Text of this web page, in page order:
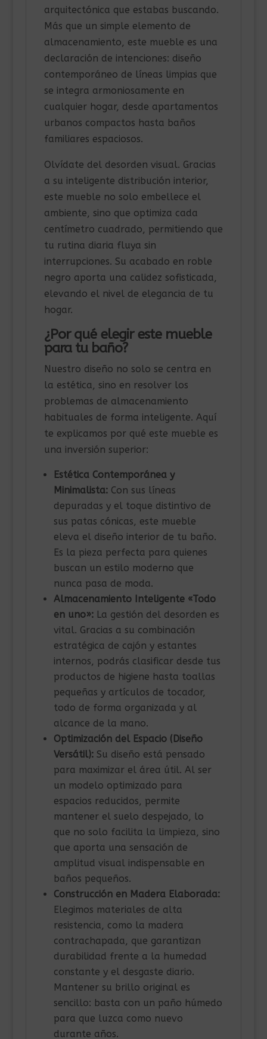
arquitectónica que estabas buscando.
Más que un simple elemento de
almacenamiento, este mueble es una
declaración de intenciones: diseño
contemporáneo de líneas limpias que
se integra armoniosamente en
cualquier hogar, desde apartamentos
urbanos compactos hasta baños
familiares espaciosos.
Olvídate del desorden visual. Gracias
a su inteligente distribución interior,
este mueble no solo embellece el
ambiente, sino que optimiza cada
centímetro cuadrado, permitiendo que
tu rutina diaria fluya sin
interrupciones. Su acabado en roble
negro aporta una calidez sofisticada,
elevando el nivel de elegancia de tu
hogar.
¿Por qué elegir este mueble
para tu baño?
Nuestro diseño no solo se centra en
la estética, sino en resolver los
problemas de almacenamiento
habituales de forma inteligente. Aquí
te explicamos por qué este mueble es
una inversión superior:
Estética Contemporánea y
Minimalista:Con sus líneas
depuradas y el toque distintivo de
sus patas cónicas, este mueble
eleva el diseño interior de tu baño.
Es la pieza perfecta para quienes
buscan un estilo moderno que
nunca pasa de moda.
Almacenamiento Inteligente «Todo
en uno»:La gestión del desorden es
vital. Gracias a su combinación
estratégica de cajón y estantes
internos, podrás clasificar desde tus
productos de higiene hasta toallas
pequeñas y artículos de tocador,
todo de forma organizada y al
alcance de la mano.
Optimización del Espacio (Diseño
Versátil):Su diseño está pensado
para maximizar el área útil. Al ser
un modelo optimizado para
espacios reducidos, permite
mantener el suelo despejado, lo
que no solo facilita la limpieza, sino
que aporta una sensación de
amplitud visual indispensable en
baños pequeños.
Construcción en Madera Elaborada:
Elegimos materiales de alta
resistencia, como la madera
contrachapada, que garantizan
durabilidad frente a la humedad
constante y el desgaste diario.
Mantener su brillo original es
sencillo: basta con un paño húmedo
para que luzca como nuevo
durante años.